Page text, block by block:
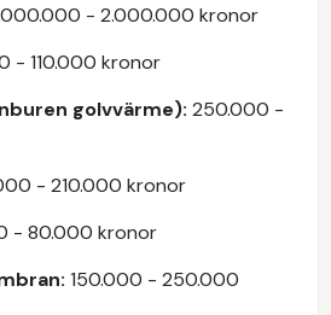
- 2.000.000 kronor
- 110.000 kronor
golvvärme): 250.000 -
- 210.000 kronor
- 80.000 kronor
150.000 - 250.000